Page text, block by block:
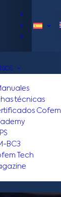
técnicas
Cofem
BC3
Tech